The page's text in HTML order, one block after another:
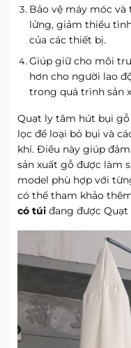
Bảo vệ máy móc
lửng, giảm thiểu
của các thiết bị.
Giúp giữ cho môi
hơn cho người lao
trong quá trình sản
Quạt ly tâm hút bụi
lọc để loại bỏ bụi và
khí. Điều này giúp
sản xuất gỗ được làm
model phù hợp với
có thể tham khảo
có túi đang được Quạt